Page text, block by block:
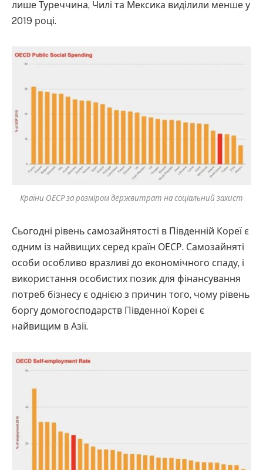
лише Туреччина, Чилі та Мексика виділили менше у
2019 році.
Країни ОЕСР за розміром держвитрат на соціальний захист
Сьогодні рівень самозайнятості в Південній Кореї є
одним із найвищих серед країн ОЕСР. Самозайняті
особи особливо вразливі до економічного спаду, і
використання особистих позик для фінансування
потреб бізнесу є однією з причин того, чому рівень
боргу домогосподарств Південної Кореї є
найвищим в Азії.